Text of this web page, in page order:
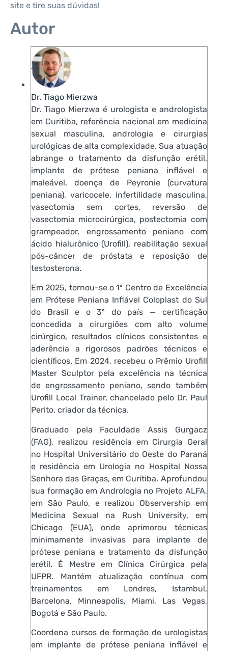
site e tire suas dúvidas!
Autor
Dr. Tiago Mierzwa
Dr. Tiago Mierzwa é urologista e andrologista
em Curitiba, referência nacional em medicina
sexual masculina, andrologia e cirurgias
urológicas de alta complexidade. Sua atuação
abrange o tratamento da disfunção erétil,
implante de prótese peniana inflável e
maleável, doença de Peyronie (curvatura
peniana), varicocele, infertilidade masculina,
vasectomia sem cortes, reversão de
vasectomia microcirúrgica, postectomia com
grampeador, engrossamento peniano com
ácido hialurônico (Urofill), reabilitação sexual
pós-câncer de próstata e reposição de
testosterona.
Em 2025, tornou-se o 1º Centro de Excelência
em Prótese Peniana Inflável Coloplast do Sul
do Brasil e o 3º do país — certificação
concedida a cirurgiões com alto volume
cirúrgico, resultados clínicos consistentes e
aderência a rigorosos padrões técnicos e
científicos. Em 2024, recebeu o Prêmio Urofill
Master Sculptor pela excelência na técnica
de engrossamento peniano, sendo também
Urofill Local Trainer, chancelado pelo Dr. Paul
Perito, criador da técnica.
Graduado pela Faculdade Assis Gurgacz
(FAG), realizou residência em Cirurgia Geral
no Hospital Universitário do Oeste do Paraná
e residência em Urologia no Hospital Nossa
Senhora das Graças, em Curitiba. Aprofundou
sua formação em Andrologia no Projeto ALFA,
em São Paulo, e realizou Observership em
Medicina Sexual na Rush University, em
Chicago (EUA), onde aprimorou técnicas
minimamente invasivas para implante de
prótese peniana e tratamento da disfunção
erétil. É Mestre em Clínica Cirúrgica pela
UFPR. Mantém atualização contínua com
treinamentos em Londres, Istambul,
Barcelona, Minneapolis, Miami, Las Vegas,
Bogotá e São Paulo.
Coordena cursos de formação de urologistas
em implante de prótese peniana inflável e